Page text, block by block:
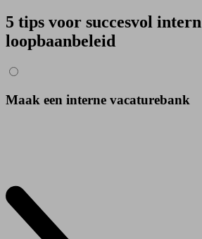
5 tips voor succesvol intern
loopbaanbeleid
Maak een interne vacaturebank